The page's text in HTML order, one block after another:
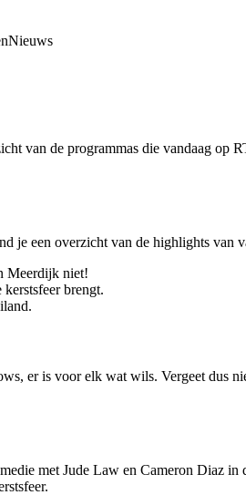
Nieuws
van de programmas die vandaag
je een overzicht van de highlights van
Meerdijk niet!
brengt.
er is voor elk wat wils. Vergeet dus
met Jude Law en Cameron Diaz